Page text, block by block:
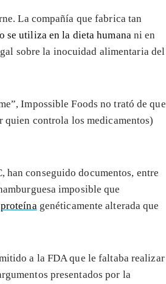
La compañía que fabrica tan
se utiliza en la dieta humanani en
sobre la inocuidad alimentaria del
Impossible Foods no trató de que
quien controla los medicamentos)
han conseguido documentos, entre
imposible que
genéticamente alterada que
a la FDA que le faltaba realizar
presentados por la